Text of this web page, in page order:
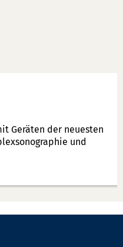
Geräten der neuesten
und